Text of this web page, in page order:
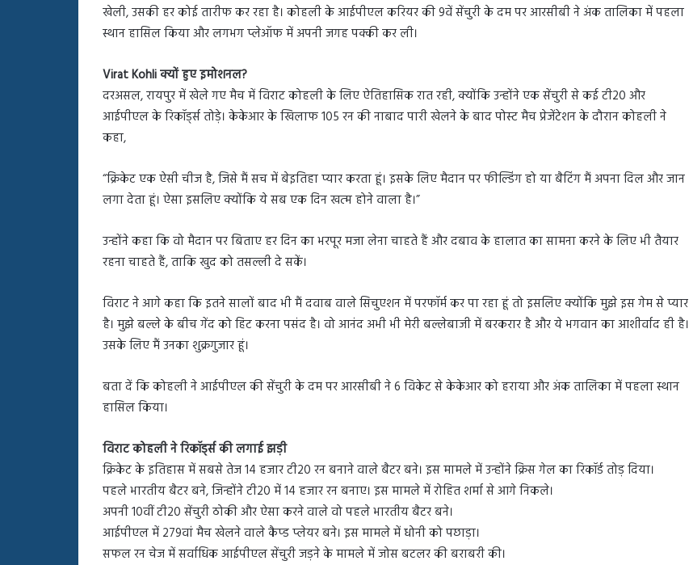
खेली, उसकी हर कोई तारीफ कर रहा है। कोहली के आईपीएल करियर की 9वें सेंचुरी के दम पर आरसीबी ने अंक तालिका में पहला
स्थान हासिल किया और लगभग प्लेऑफ में अपनी जगह पक्की कर ली।
Virat Kohli क्यों हुए इमोशनल?
दरअसल, रायपुर में खेले गए मैच में विराट कोहली के लिए ऐतिहासिक रात रही, क्योंकि उन्होंने एक सेंचुरी से कई टी20 और
आईपीएल के रिकॉर्ड्स तोड़े। केकेआर के खिलाफ 105 रन की नाबाद पारी खेलने के बाद पोस्ट मैच प्रेजेंटेशन के दौरान कोहली ने
कहा,
“क्रिकेट एक ऐसी चीज है, जिसे मैं सच में बेइतिहा प्यार करता हूं। इसके लिए मैदान पर फील्डिंग हो या बैटिंग मैं अपना दिल और जान
लगा देता हूं। ऐसा इसलिए क्योंकि ये सब एक दिन खत्म होने वाला है।”
उन्होंने कहा कि वो मैदान पर बिताए हर दिन का भरपूर मजा लेना चाहते हैं और दबाव के हालात का सामना करने के लिए भी तैयार
रहना चाहते हैं, ताकि खुद को तसल्ली दे सकें।
विराट ने आगे कहा कि इतने सालों बाद भी मैं दवाब वाले सिचुएशन में परफॉर्म कर पा रहा हूं तो इसलिए क्योंकि मुझे इस गेम से प्यार
है। मुझे बल्ले के बीच गेंद को हिट करना पसंद है। वो आनंद अभी भी मेरी बल्लेबाजी में बरकरार है और ये भगवान का आशीर्वाद ही है।
उसके लिए मैं उनका शुक्रगुजार हूं।
बता दें कि कोहली ने आईपीएल की सेंचुरी के दम पर आरसीबी ने 6 विकेट से केकेआर को हराया और अंक तालिका में पहला स्थान
हासिल किया।
विराट कोहली ने रिकॉर्ड्स की लगाई झड़ी
क्रिकेट के इतिहास में सबसे तेज 14 हजार टी20 रन बनाने वाले बैटर बने। इस मामले में उन्होंने क्रिस गेल का रिकॉर्ड तोड़ दिया।
पहले भारतीय बैटर बने, जिन्होंने टी20 में 14 हजार रन बनाए। इस मामले में रोहित शर्मा से आगे निकले।
अपनी 10वीं टी20 सेंचुरी ठोकी और ऐसा करने वाले वो पहले भारतीय बैटर बने।
आईपीएल में 279वां मैच खेलने वाले कैप्ड प्लेयर बने। इस मामले में धोनी को पछाड़ा।
सफल रन चेज में सर्वाधिक आईपीएल सेंचुरी जड़ने के मामले में जोस बटलर की बराबरी की।